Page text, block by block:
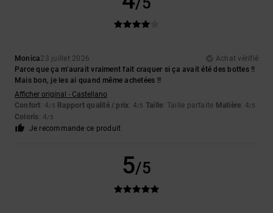
Monica23 juillet 2026
Achat vérifié
Parce que ça m'aurait vraiment fait craquer si ça avait été des bottes !!
Mais bon, je les ai quand même achetées !!
Afficher original - Castellano
Confort: 4/5 Rapport qualité / prix: 4/5 Taille: Taille parfaite Matière: 4/5
Coloris: 4/5
Je recommande ce produit
5/5